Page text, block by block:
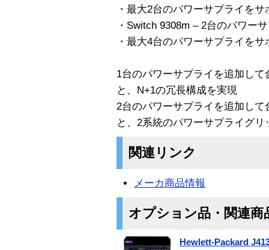
・最大2台のパワーサプライをサ
・Switch 9308m – 2台のパワー
・最大4台のパワーサプライをサ
1台のパワーサプライを追加し
と、N+1の冗長構成を実現
2台のパワーサプライを追加し
と、2系統のパワーサプライグリ
関連リンク
メーカ商品情報
オプション品・関連商
Hewlett-Packard